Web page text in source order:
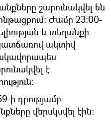
շարունակվել են
Ժամը 23:00-
և տեղանքի
ակտիվ
է
ի դրությամբ
վերսկսվել էին: